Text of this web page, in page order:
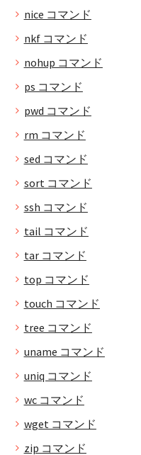
nice コマンド
nkf コマンド
nohup コマンド
ps コマンド
pwd コマンド
rm コマンド
sed コマンド
sort コマンド
ssh コマンド
tail コマンド
tar コマンド
top コマンド
touch コマンド
tree コマンド
uname コマンド
uniq コマンド
wc コマンド
wget コマンド
zip コマンド